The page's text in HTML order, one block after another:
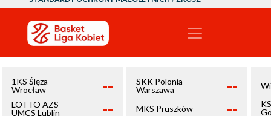
1KS Ślęza
Wrocław
--
LOTTO AZS
UMCS Lublin
--
SKK Polonia
Warszawa
--
MKS Pruszków --